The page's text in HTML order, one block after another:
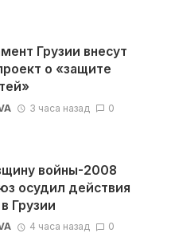
Грузии внесут
о «защите
3 часа назад 0
войны-2008
осудил действия
Грузии
4 часа назад 0